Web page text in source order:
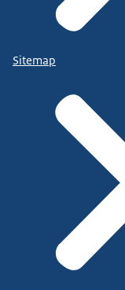
Sitemap